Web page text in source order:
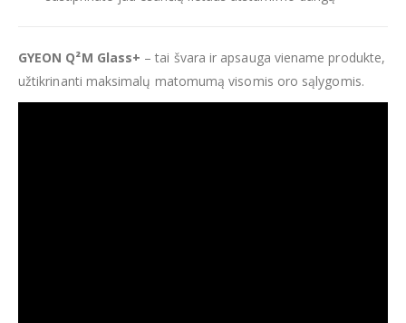
GYEON Q²M Glass+ – tai švara ir apsauga viename produkte,
užtikrinanti maksimalų matomumą visomis oro sąlygomis.